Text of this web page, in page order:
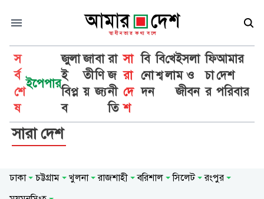
স
র্ব
শে
ষ
ইপেপার
জুলা
ই
বিপ্ল
ব
জা
তী
য়
বা
ণি
জ্য
রা
জ
নী
তি
সা
রা
দে
শ
বি
নো
দন
বি
শ্ব
খে
লা
ইসলা
ম ও
জীবন
ফি
চা
র
আমার
দেশ
পরিবার
সারা দেশ
ঢাকা চট্টগ্রাম খুলনা রাজশাহী বরিশাল সিলেট
রংপুর